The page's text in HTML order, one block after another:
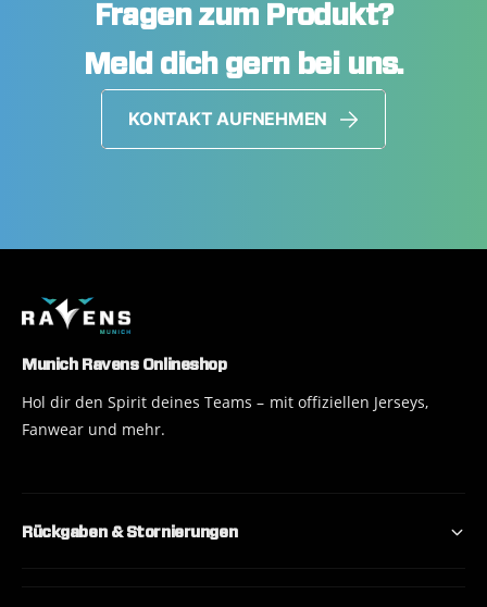
Fragen zum Produkt?
Meld dich gern bei uns.
KONTAKT AUFNEHMEN
Munich Ravens Onlineshop
Hol dir den Spirit deines Teams – mit offiziellen Jerseys,
Fanwear und mehr.
Rückgaben & Stornierungen